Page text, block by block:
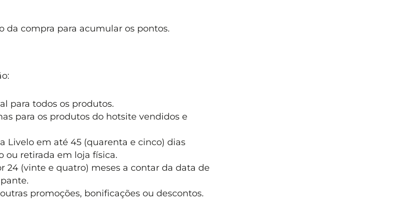
da compra para acumular os pontos.
para todos os produtos.
para os produtos do hotsite vendidos e
Livelo em até 45 (quarenta e cinco) dias
ou retirada em loja física.
24 (vinte e quatro) meses a contar da data de
promoções, bonificações ou descontos.